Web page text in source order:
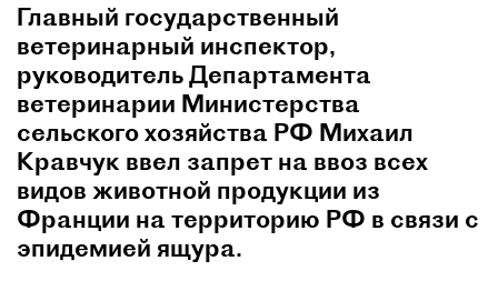
Главный государственный
ветеринарный инспектор,
руководитель Департамента
ветеринарии Министерства
сельского хозяйства РФ Михаил
Кравчук ввел запрет на ввоз всех
видов животной продукции из
Франции на территорию РФ в связи с
эпидемией ящура.